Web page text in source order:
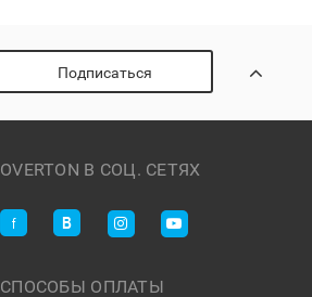
Подписаться
OVERTON В СОЦ. СЕТЯХ
СПОСОБЫ ОПЛАТЫ